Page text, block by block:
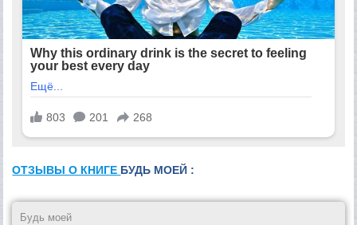
ОТЗЫВЫ О КНИГЕ БУДЬ МОЕЙ :
Будь моей